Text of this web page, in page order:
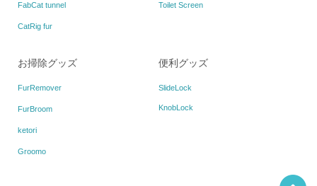
FabCat tunnel
CatRig fur
Toilet Screen
お掃除グッズ
FurRemover
FurBroom
ketori
Groomo
便利グッズ
SlideLock
KnobLock